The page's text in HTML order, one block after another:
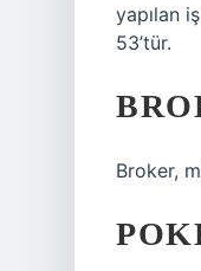
yapılan
53’tür.
Broker,